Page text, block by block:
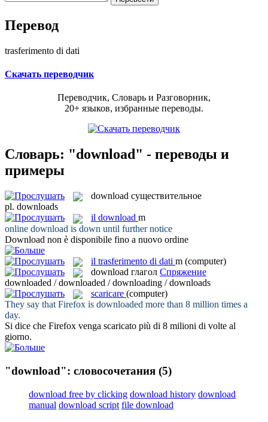
Перевод
trasferimento di dati
Скачать переводчик
Переводчик, Словарь и Разговорник,
20+ языков, избранные переводы.
Словарь: "download" - переводы и
примеры
download существительное
pl. downloads
il download m
online download is down until further notice
Download non è disponibile fino a nuovo ordine
il trasferimento di dati m (computer)
download глагол Спряжение
downloaded / downloaded / downloading / downloads
scaricare (computer)
They say that Firefox is downloaded more than 8 million times a
day.
Si dice che Firefox venga scaricato più di 8 milioni di volte al
giorno.
"download": словосочетания (5)
download free by clicking download history download
manual download script file download